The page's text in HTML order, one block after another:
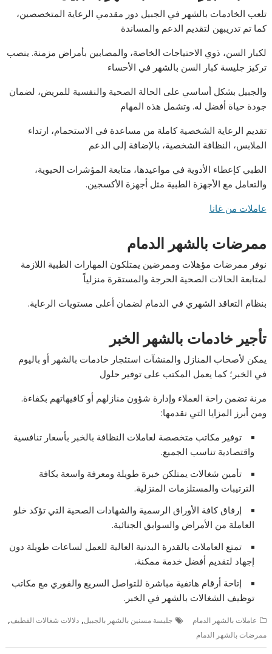
تلعب الخادمات بالشهر في الجبيل دور مقدمي الرعاية المتخصصين،
كما تم تدريبهن لتقديم الدعم والمساندة
لكبار السن، ذوي الاحتياجات الخاصة، والمصابين بأمراض مزمنة. ينصب
تركيز جليسة كبار السن بالشهر في الأحساء
والجبيل بشكل أساسي على الحالة الصحية والنفسية للمريض، لضمان
جودة حياة أفضل له. وتشمل هذه المهام
تقديم الرعاية الشخصية كاملة من مساعدة في الاستحمام، ارتداء
الملابس، النظافة الشخصية، بالإضافة إلى الدعم
الطبي كإعطاء الأدوية في مواعيدها، متابعة المؤشرات الحيوية،
والتعامل مع الأجهزة الطبية مثل أجهزة الأكسجين.
عاملات من غانا
ممرضات بالشهر الدمام
نوفر ممرضات مؤهلات وممرضين يمتلكون المهارات الطبية اللازمة
لمتابعة الحالات الصحية الحرجة والمستقرة منزلياً
بنظام التعاقد الشهري في الدمام لضمان أعلى مستويات الرعاية.
تأجير خادمات بالشهر الخبر
يمكن لأصحاب المنازل والمنشآت استئجار خادمات بالشهر أو باليوم
في الخبر؛ كما يعمل المكتب على توفير حلول
مرنة تضمن راحة العملاء وإدارة شؤون منازلهم أو كافيهاتهم بكفاءة.
ومن أبرز المزايا التي نقدمها:
توفير مكاتب متخصصة لعاملات النظافة بالخبر بأسعار تنافسية
واقتصادية تناسب الجميع.
تأمين شغالات يمتلكن خبرة طويلة ومعرفة واسعة بكافة
الترتيبات والمستلزمات المنزلية.
إرفاق كافة الأوراق الرسمية والشهادات الصحية التي تؤكد خلو
العاملة من الأمراض والسوابق الجنائية.
تمتع العاملات بالقدرة البدنية العالية للعمل لساعات طويلة دون
إجهاد لتقديم أفضل خدمة ممكنة.
إتاحة أرقام هاتفية مباشرة للتواصل السريع والفوري مع مكاتب
توظيف الشغالات بالشهر في الخبر.
عاملات بالشهر الدمام جليسة مسنين بالشهر بالجبيل,دلالات شغالات القطيف,
ممرضات بالشهر الدمام